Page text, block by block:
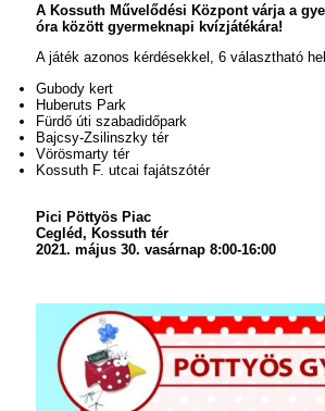
A Kossuth Művelődési Központ várja a
óra között gyermeknapi kvízjátékára!
A játék azonos kérdésekkel, 6 választható
Gubody kert
Huberuts Park
Fürdő úti szabadidőpark
Bajcsy-Zsilinszky tér
Vörösmarty tér
Kossuth F. utcai fajátszótér
Pici Pöttyös Piac
Cegléd, Kossuth tér
2021. május 30. vasárnap 8:00-16:00